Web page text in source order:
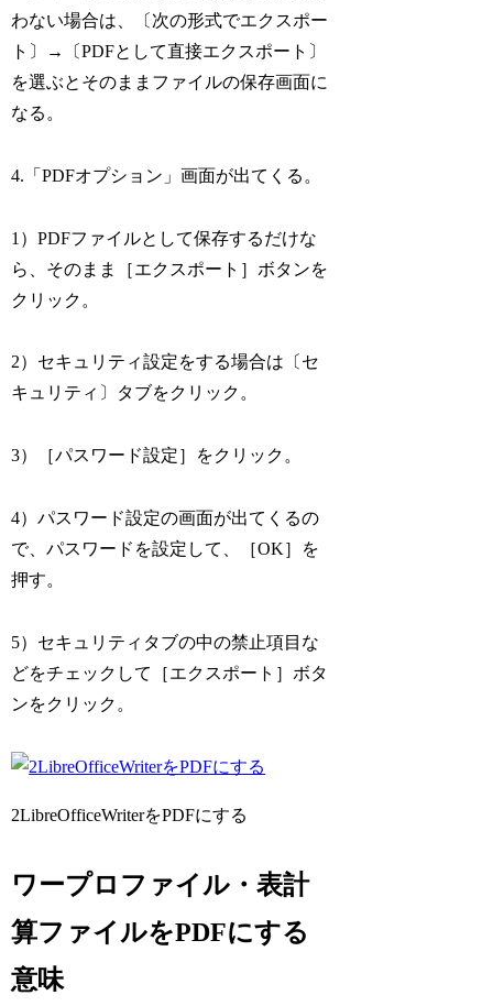
わない場合は、〔次の形式でエクスポー
ト〕→〔PDFとして直接エクスポート〕
を選ぶとそのままファイルの保存画面に
なる。
4.「PDFオプション」画面が出てくる。
1）PDFファイルとして保存するだけな
ら、そのまま［エクスポート］ボタンを
クリック。
2）セキュリティ設定をする場合は〔セ
キュリティ〕タブをクリック。
3）［パスワード設定］をクリック。
4）パスワード設定の画面が出てくるの
で、パスワードを設定して、［OK］を
押す。
5）セキュリティタブの中の禁止項目な
どをチェックして［エクスポート］ボタ
ンをクリック。
2LibreOfficeWriterをPDFにする
ワープロファイル・表計
算ファイルをPDFにする
意味